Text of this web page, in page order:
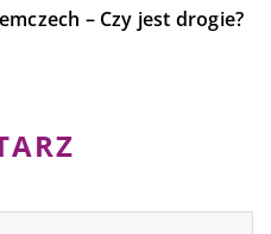
– Czy jest drogie?